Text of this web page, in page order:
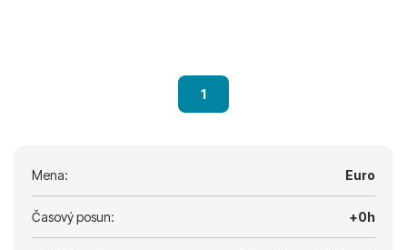
1
Mena: Euro
Časový posun: +0h